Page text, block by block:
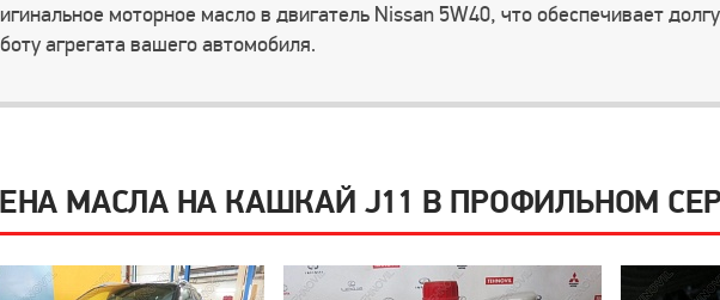
моторное масло в двигатель Nissan 5W40, что обеспечивает
агрегата вашего автомобиля.
МАСЛА НА КАШКАЙ J11 В ПРОФИЛЬНОМ